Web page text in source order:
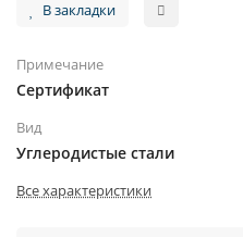
В закладки
Примечание
Сертификат
Вид
Углеродистые стали
Все характеристики